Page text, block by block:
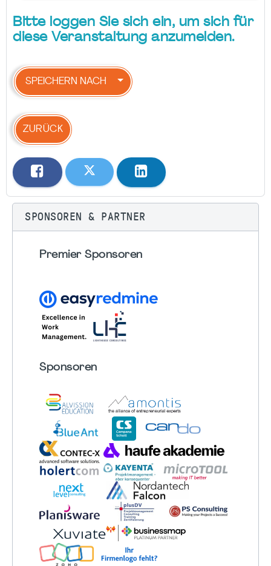
Bitte loggen Sie sich ein, um sich für
diese Veranstaltung anzumelden.
SPEICHERN NACH
ZURÜCK
SPONSOREN & PARTNER
Premier Sponsoren
Sponsoren